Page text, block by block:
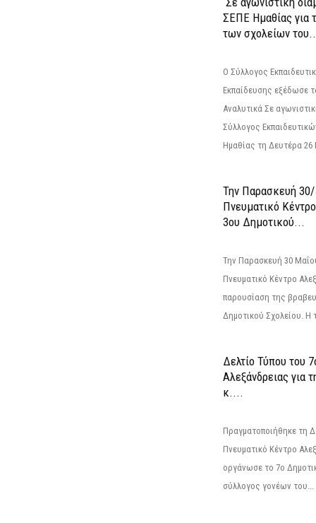
ΣΕΠΕ Ημαθίας για
των σχολείων
Ο Σύλλογος
Εκπαίδευσης εξέδωσε
Αναλυτικά Σε
Σύλλογος
Ημαθίας τη Δευτέρα 26
Την Παρασκευή
Πνευματικό
3ου Δημοτικού...
Την Παρασκευή 30
Πνευματικό Κέντρο
παρουσίαση της
Δημοτικού Σχολείου. Η
Δελτίο Τύπου του
Αλεξάνδρειας για
κ....
Πραγματοποιήθηκε τη
Πνευματικό Κέντρο
οργάνωσε το 7ο
σύλλογος γονέων του...